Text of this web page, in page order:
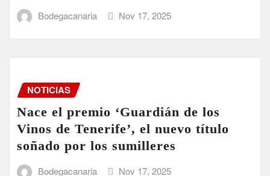
Bodegacanaria Nov 17, 2025
NOTICIAS
Nace el premio ‘Guardián de los
Vinos de Tenerife’, el nuevo título
soñado por los sumilleres
Bodegacanaria Nov 17, 2025